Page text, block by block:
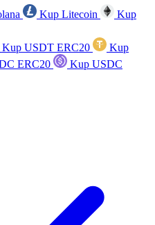
Kup Litecoin
Kup
Kup USDT ERC20
Kup
ERC20
Kup USDC